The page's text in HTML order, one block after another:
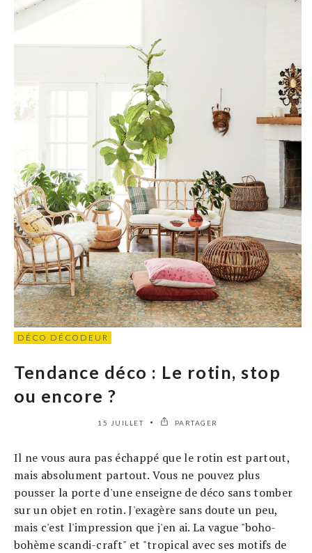
DÉCO DÉCODEUR
Tendance déco : Le rotin, stop
ou encore ?
15 JUILLET PARTAGER
Il ne vous aura pas échappé que le rotin est partout,
mais absolument partout. Vous ne pouvez plus
pousser la porte d'une enseigne de déco sans tomber
sur un objet en rotin. J'exagère sans doute un peu,
mais c'est l'impression que j'en ai. La vague "boho-
bohème scandi-craft" et "tropical avec ses motifs de